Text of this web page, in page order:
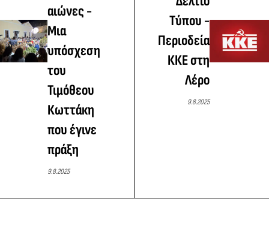
αιώνες -
Μια
υπόσχεση
του
Τιμόθεου
Κωττάκη
που έγινε
πράξη
9.8.2025
Τύπου -
Περιοδεία
ΚΚΕ στη
Λέρο
9.8.2025